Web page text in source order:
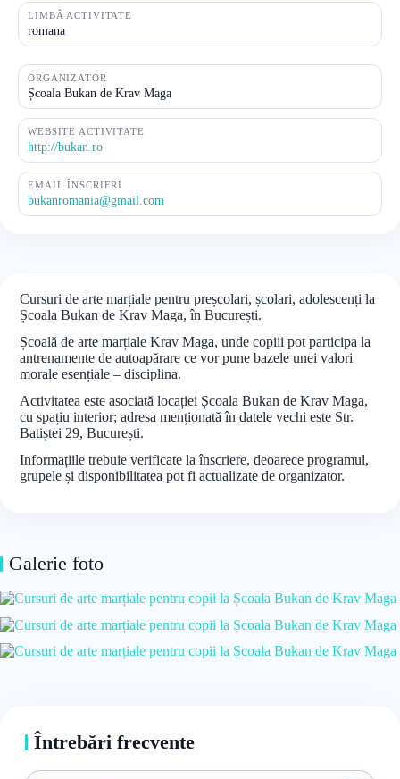
LIMBĂ ACTIVITATE
romana
ORGANIZATOR
Școala Bukan de Krav Maga
WEBSITE ACTIVITATE
http://bukan.ro
EMAIL ÎNSCRIERI
bukanromania@gmail.com
Cursuri de arte marțiale pentru preșcolari, școlari, adolescenți la
Școala Bukan de Krav Maga, în București.
Școală de arte marțiale Krav Maga, unde copiii pot participa la
antrenamente de autoapărare ce vor pune bazele unei valori
morale esențiale – disciplina.
Activitatea este asociată locației Școala Bukan de Krav Maga,
cu spațiu interior; adresa menționată în datele vechi este Str.
Batiștei 29, București.
Informațiile trebuie verificate la înscriere, deoarece programul,
grupele și disponibilitatea pot fi actualizate de organizator.
Galerie foto
Întrebări frecvente